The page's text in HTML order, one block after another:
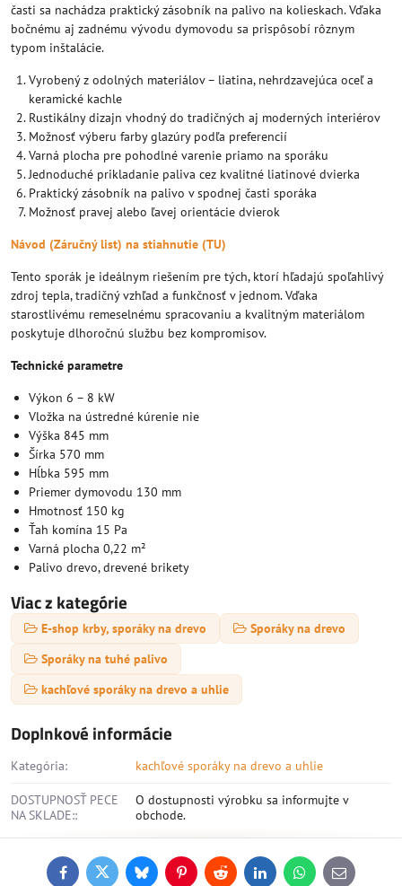
časti sa nachádza praktický zásobník na palivo na kolieskach. Vďaka
bočnému aj zadnému vývodu dymovodu sa prispôsobí rôznym
typom inštalácie.
Vyrobený z odolných materiálov – liatina, nehrdzavejúca oceľ a
keramické kachle
Rustikálny dizajn vhodný do tradičných aj moderných interiérov
Možnosť výberu farby glazúry podľa preferencií
Varná plocha pre pohodlné varenie priamo na sporáku
Jednoduché prikladanie paliva cez kvalitné liatinové dvierka
Praktický zásobník na palivo v spodnej časti sporáka
Možnosť pravej alebo ľavej orientácie dvierok
Návod (Záručný list) na stiahnutie (TU)
Tento sporák je ideálnym riešením pre tých, ktorí hľadajú spoľahlivý
zdroj tepla, tradičný vzhľad a funkčnosť v jednom. Vďaka
starostlivému remeselnému spracovaniu a kvalitným materiálom
poskytuje dlhoročnú službu bez kompromisov.
Technické parametre
Výkon 6 – 8 kW
Vložka na ústredné kúrenie nie
Výška 845 mm
Šírka 570 mm
Hĺbka 595 mm
Priemer dymovodu 130 mm
Hmotnosť 150 kg
Ťah komína 15 Pa
Varná plocha 0,22 m²
Palivo drevo, drevené brikety
Viac z kategórie
E-shop krby, sporáky na drevo
Sporáky na drevo
Sporáky na tuhé palivo
kachľové sporáky na drevo a uhlie
Doplnkové informácie
Kategória: kachľové sporáky na drevo a uhlie
DOSTUPNOSŤ PECE
NA SKLADE::
O dostupnosti výrobku sa informujte v
obchode.
FacebookTwitterBlueskyPinterestReddit LinkedInWhatsApp
E-